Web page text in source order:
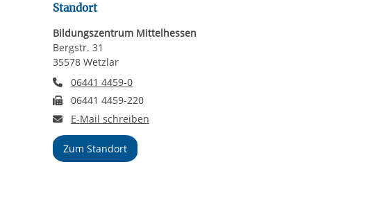
Standort
Bildungszentrum Mittelhessen
Bergstr. 31
35578 Wetzlar
Telefonnummer
06441 4459-0
Faxnummer
06441 4459-220
E-Mail an Bildungszentrum Mittelhessen
E-Mail schreiben
Zum Standort